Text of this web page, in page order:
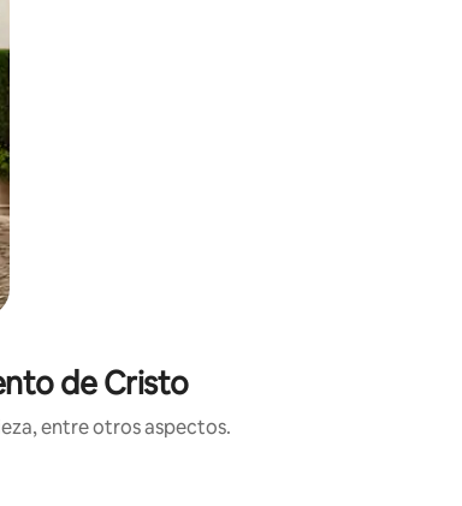
de Cristo
entre otros aspectos.